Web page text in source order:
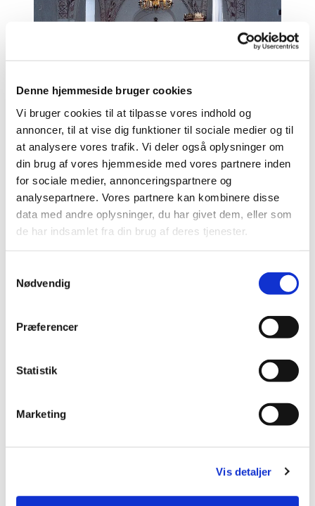
Denne hjemmeside bruger cookies
Vi bruger cookies til at tilpasse vores indhold og
annoncer, til at vise dig funktioner til sociale medier og til
at analysere vores trafik. Vi deler også oplysninger om
din brug af vores hjemmeside med vores partnere inden
for sociale medier, annonceringspartnere og
analysepartnere. Vores partnere kan kombinere disse
data med andre oplysninger, du har givet dem, eller som
de har indsamlet fra din brug af deres tjenester.
Nødvendig
Præferencer
Statistik
Marketing
Vis detaljer
Besøg i kirken
Læs mere her